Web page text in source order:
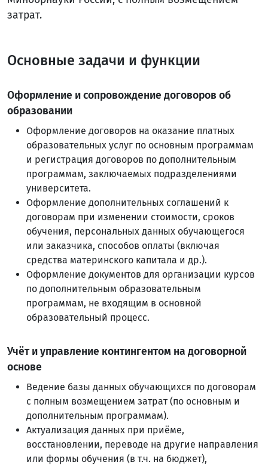
затрат.
Основные задачи и функции
Оформление и сопровождение договоров об
образовании
Оформление договоров на оказание платных
образовательных услуг по основным программам
и регистрация договоров по дополнительным
программам, заключаемых подразделениями
университета.
Оформление дополнительных соглашений к
договорам при изменении стоимости, сроков
обучения, персональных данных обучающегося
или заказчика, способов оплаты (включая
средства материнского капитала и др.).
Оформление документов для организации курсов
по дополнительным образовательным
программам, не входящим в основной
образовательный процесс.
Учёт и управление контингентом на договорной
основе
Ведение базы данных обучающихся по договорам
с полным возмещением затрат (по основным и
дополнительным программам).
Актуализация данных при приёме,
восстановлении, переводе на другие направления
или формы обучения (в т.ч. на бюджет),